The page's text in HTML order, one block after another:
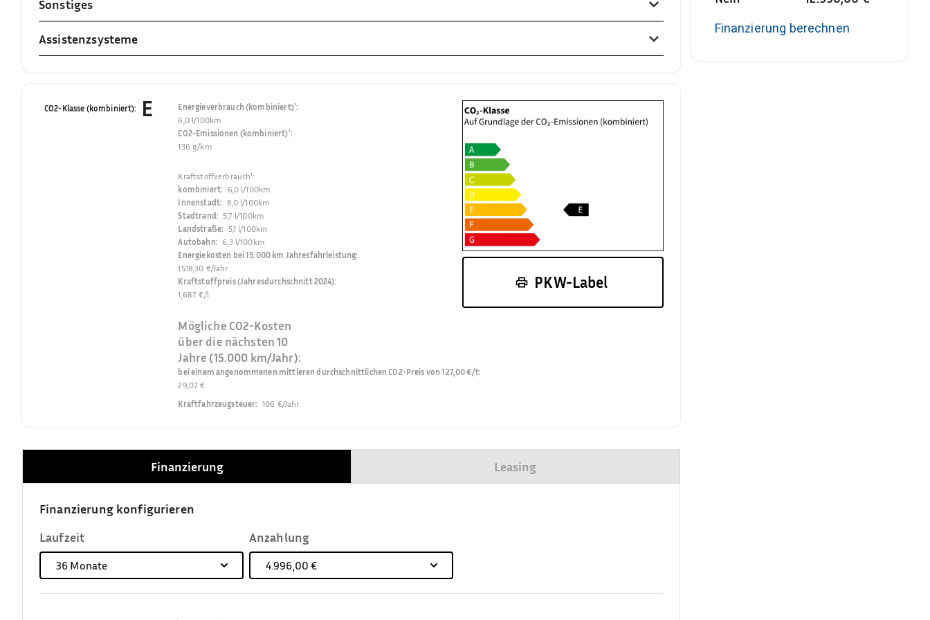
Sonstiges
Assistenzsysteme
CO2-Klasse (kombiniert): E Energieverbrauch (kombiniert)¹:
6,0 l/100km
CO2-Emissionen (kombiniert)¹:
136 g/km
Kraftstoffverbrauch¹:
kombiniert: 6,0 l/100km
Innenstadt: 8,0 l/100km
Stadtrand:5,7 l/100km
Landstraße: 5,1 l/100km
Autobahn: 6,3 l/100km
Energiekosten bei 15.000 km Jahresfahrleistung:
1518,30 €/Jahr
Kraftstoffpreis (Jahresdurchschnitt 2024):
1,687 €/l
Mögliche CO2-Kosten
über die nächsten 10
Jahre (15.000 km/Jahr):
bei einem angenommenen mittleren durchschnittlichen CO2-Preis von 127,00 €/t:
29,07 €
Kraftfahrzeugsteuer: 106 €/Jahr
PKW-Label
Finanzierung Leasing
Finanzierung konfigurieren
Laufzeit
36 Monate
Anzahlung
4.996,00 €
Finanzierung berechnen